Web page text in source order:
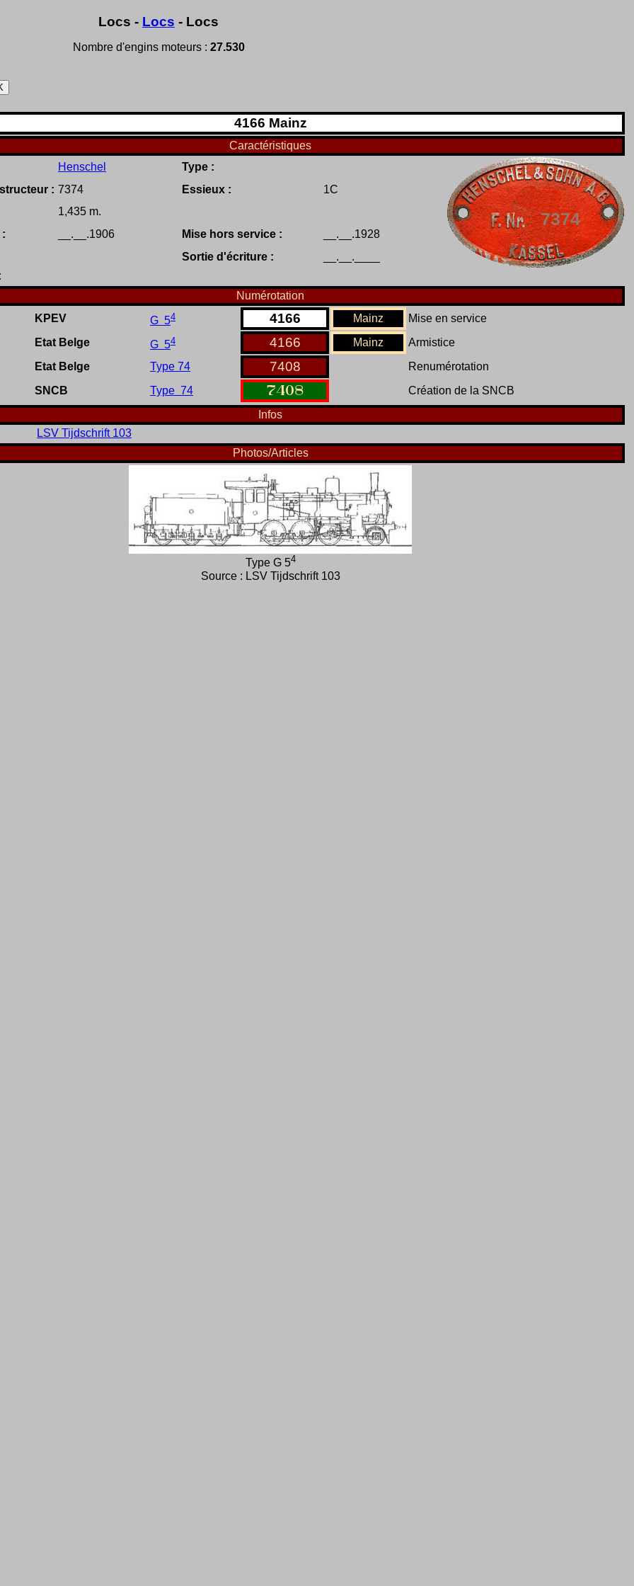
Locs - Locs - Locs
Nombre d'engins moteurs : 27.530
4166 Mainz
Caractéristiques
Henschel Type :
7374
: 7374 Essieux :
1C
1,435 m.
__.__.1906 Mise hors service :
__.__.1928
Sortie d'écriture :
__.__.____
Numérotation
KPEV G 54 4166 Mainz
Mise en service
Etat Belge G 54 4166 Mainz
Armistice
Etat Belge Type 74 7408
Renumérotation
SNCB Type 74 7408
Création de la SNCB
Infos
LSV Tijdschrift 103
Photos/Articles
Type G 54
Source : LSV Tijdschrift 103